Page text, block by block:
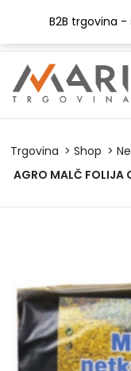
B2B trgovina -
+385 (0) 1
Trgovina Shop
AGRO MALČ FOLIJA